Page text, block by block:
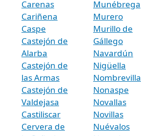
Carenas
Cariñena
Caspe
Castejón de
Alarba
Castejón de
las Armas
Castejón de
Valdejasa
Castiliscar
Cervera de
Munébrega
Murero
Murillo de
Gállego
Navardún
Nigüella
Nombrevilla
Nonaspe
Novallas
Novillas
Nuévalos